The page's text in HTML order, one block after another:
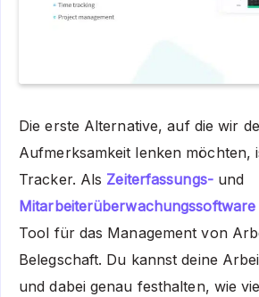
Die erste Alternative, auf die wir
Aufmerksamkeit lenken möchten,
Tracker. Als Zeiterfassungs-und
Mitarbeiterüberwachungssoftware
Tool für das Management von
Belegschaft. Du kannst deine
und dabei genau festhalten, wie